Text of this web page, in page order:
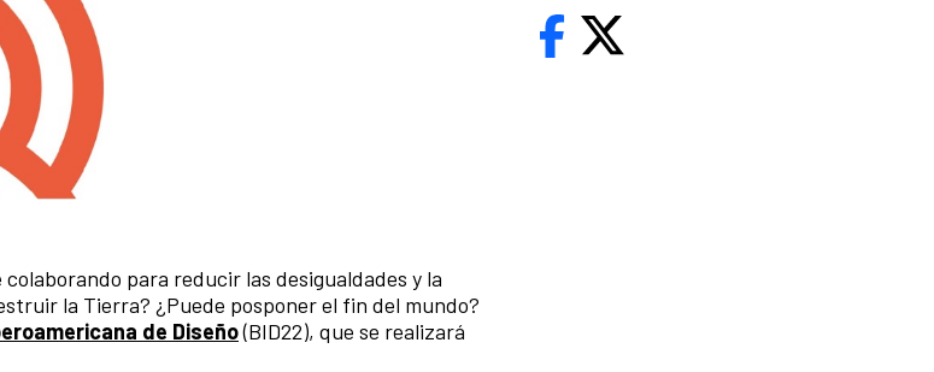
para reducir las desigualdades y la
la Tierra? ¿Puede posponer el fin del mundo?
de Diseño(BID22), que se realizará